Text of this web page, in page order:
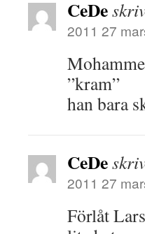
CeDe
2011 27
”kram”
han bara
CeDe
2011 27
Förlåt